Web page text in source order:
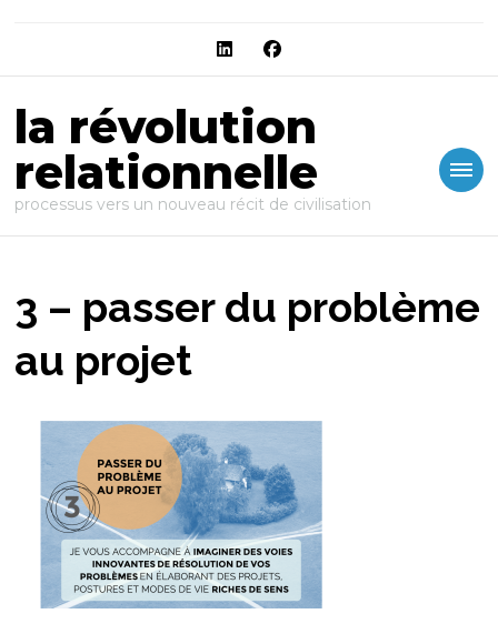
la révolution
relationnelle
processus vers un nouveau récit de civilisation
3 – passer du problème
au projet